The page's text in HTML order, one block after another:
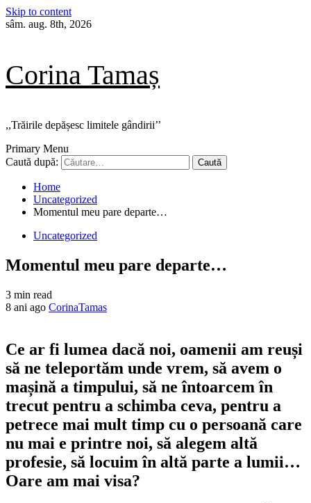
Skip to content
sâm. aug. 8th, 2026
Corina Tamaș
,,Trăirile depășesc limitele gândirii’’
Primary Menu
Caută după:
Home
Uncategorized
Momentul meu pare departe…
Uncategorized
Momentul meu pare departe…
3 min read
8 ani ago CorinaTamas
Ce ar fi lumea dacă noi, oamenii am reuși
să ne teleportăm unde vrem, să avem o
mașină a timpului, să ne întoarcem în
trecut pentru a schimba ceva, pentru a
petrece mai mult timp cu o persoană care
nu mai e printre noi, să alegem altă
profesie, să locuim în altă parte a lumii…
Oare am mai visa?